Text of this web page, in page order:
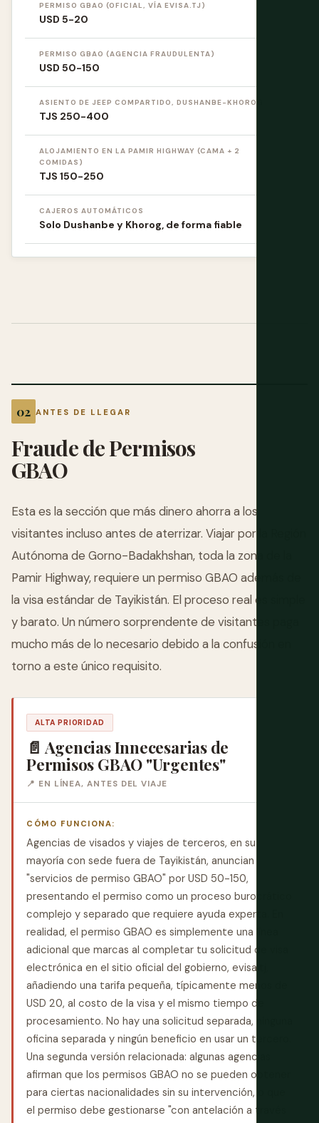
PERMISO GBAO (OFICIAL, VÍA EVISA.TJ)
USD 5-20
PERMISO GBAO (AGENCIA FRAUDULENTA)
USD 50-150
ASIENTO DE JEEP COMPARTIDO, DUSHANBE-KHOROG
TJS 250-400
ALOJAMIENTO EN LA PAMIR HIGHWAY (CAMA + 2
COMIDAS)
TJS 150-250
CAJEROS AUTOMÁTICOS
Solo Dushanbe y Khorog, de forma fiable
ANTES DE LLEGAR
Fraude de Permisos
GBAO
Esta es la sección que más dinero ahorra a los
visitantes incluso antes de aterrizar. Viajar por la Región
Autónoma de Gorno-Badakhshan, toda la zona de la
Pamir Highway, requiere un permiso GBAO además de
la visa estándar de Tayikistán. El proceso real es simple
y barato. Un número sorprendente de visitantes paga
mucho más de lo necesario debido a la confusión en
torno a este único requisito.
ALTA PRIORIDAD
📄 Agencias Innecesarias de
Permisos GBAO "Urgentes"
📍 EN LÍNEA, ANTES DEL VIAJE
CÓMO FUNCIONA:
Agencias de visados y viajes de terceros, en su
mayoría con sede fuera de Tayikistán, anuncian
"servicios de permiso GBAO" por USD 50-150,
presentando el permiso como un proceso burocrático
complejo y separado que requiere ayuda experta. En
realidad, el permiso GBAO es simplemente una línea
adicional que marcas al completar tu solicitud de visa
electrónica en el sitio oficial del gobierno, evisa.tj,
añadiendo una tarifa pequeña, típicamente menos de
USD 20, al costo de la visa y el mismo tiempo de
procesamiento. No hay una solicitud separada, ninguna
oficina separada y ningún beneficio en usar un tercero.
Una segunda versión relacionada: algunas agencias
afirman que los permisos GBAO no se pueden obtener
para ciertas nacionalidades sin su intervención, o que
el permiso debe gestionarse "con antelación a través